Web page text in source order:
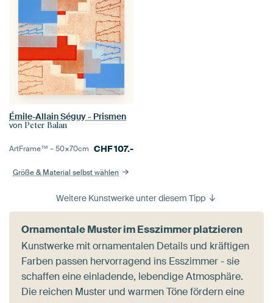
Émile-Allain Séguy - Prismen
von Peter Balan
ArtFrame™ –50×70cm CHF107.-
Größe & Material selbst wählen
Weitere Kunstwerke unter diesem Tipp
Ornamentale Muster im Esszimmer platzieren
Kunstwerke mit ornamentalen Details und kräftigen
Farben passen hervorragend ins Esszimmer - sie
schaffen eine einladende, lebendige Atmosphäre.
Die reichen Muster und warmen Töne fördern eine